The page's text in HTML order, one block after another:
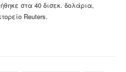
στα 40 δισεκ. δολάρια,
Reuters.